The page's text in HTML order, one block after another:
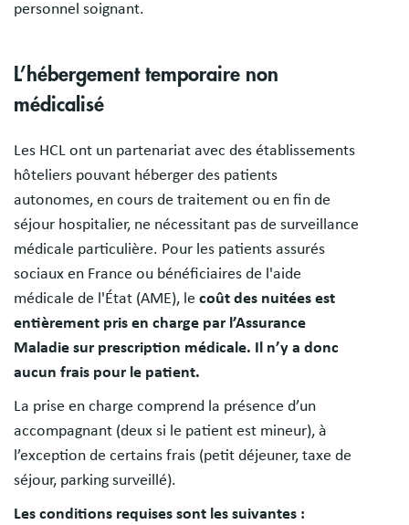
personnel soignant.
L’hébergement temporaire non
médicalisé
Les HCL ont un partenariat avec des établissements
hôteliers pouvant héberger des patients
autonomes, en cours de traitement ou en fin de
séjour hospitalier, ne nécessitant pas de surveillance
médicale particulière. Pour les patients assurés
sociaux en France ou bénéficiaires de l'aide
médicale de l'État (AME), le coût des nuitées est
entièrement pris en charge par l’Assurance
Maladie sur prescription médicale. Il n’y a donc
aucun frais pour le patient.
La prise en charge comprend la présence d’un
accompagnant (deux si le patient est mineur), à
l’exception de certains frais (petit déjeuner, taxe de
séjour, parking surveillé).
Les conditions requises sont les suivantes :